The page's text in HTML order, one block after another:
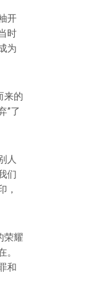
开
时
为
来的
”了
人
们
，
荣耀
和